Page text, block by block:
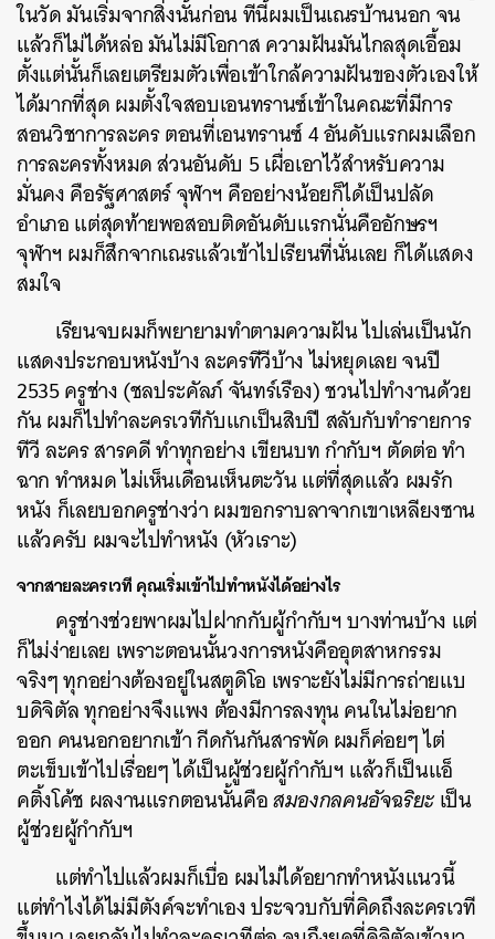
ในวัด มันเริ่มจากสิ่งนั้นก่อน ทีนี้ผมเป็นเณรบ้านนอก จน
แล้วก็ไม่ได้หล่อ มันไม่มีโอกาส ความฝันมันไกลสุดเอื้อม
ตั้งแต่นั้นก็เลยเตรียมตัวเพื่อเข้าใกล้ความฝันของตัวเองให้
ได้มากที่สุด ผมตั้งใจสอบเอนทรานซ์เข้าในคณะที่มีการ
สอนวิชาการละคร ตอนที่เอนทรานซ์ 4 อันดับแรกผมเลือก
การละครทั้งหมด ส่วนอันดับ 5 เผื่อเอาไว้สำหรับความ
มั่นคง คือรัฐศาสตร์ จุฬาฯ คืออย่างน้อยก็ได้เป็นปลัด
อำเภอ แต่สุดท้ายพอสอบติดอันดับแรกนั่นคืออักษรฯ
จุฬาฯ ผมก็สึกจากเณรแล้วเข้าไปเรียนที่นั่นเลย ก็ได้แสดง
สมใจ
เรียนจบผมก็พยายามทำตามความฝัน ไปเล่นเป็นนัก
แสดงประกอบหนังบ้าง ละครทีวีบ้าง ไม่หยุดเลย จนปี
2535 ครูช่าง (ชลประคัลภ์ จันทร์เรือง) ชวนไปทำงานด้วย
กัน ผมก็ไปทำละครเวทีกับแกเป็นสิบปี สลับกับทำรายการ
ทีวี ละคร สารคดี ทำทุกอย่าง เขียนบท กำกับฯ ตัดต่อ ทำ
ฉาก ทำหมด ไม่เห็นเดือนเห็นตะวัน แต่ที่สุดแล้ว ผมรัก
หนัง ก็เลยบอกครูช่างว่า ผมขอกราบลาจากเขาเหลียงซาน
แล้วครับ ผมจะไปทำหนัง (หัวเราะ)
จากสายละครเวทีคุณเริ่มเข้าไปทำหนังได้อย่างไร
ครูช่างช่วยพาผมไปฝากกับผู้กำกับฯ บางท่านบ้าง แต่
ก็ไม่ง่ายเลย เพราะตอนนั้นวงการหนังคืออุตสาหกรรม
จริงๆ ทุกอย่างต้องอยู่ในสตูดิโอ เพราะยังไม่มีการถ่ายแบ
บดิจิตัล ทุกอย่างจึงแพง ต้องมีการลงทุน คนในไม่อยาก
ออก คนนอกอยากเข้า กีดกันกันสารพัด ผมก็ค่อยๆ ไต่
ตะเข็บเข้าไปเรื่อยๆ ได้เป็นผู้ช่วยผู้กำกับฯ แล้วก็เป็นแอ็
คติ้งโค้ช ผลงานแรกตอนนั้นคือสมองกลคนอัจฉริยะเป็น
ผู้ช่วยผู้กำกับฯ
แต่ทำไปแล้วผมก็เบื่อ ผมไม่ได้อยากทำหนังแนวนี้
แต่ทำไงได้ไม่มีตังค์จะทำเอง ประจวบกับที่คิดถึงละครเวที